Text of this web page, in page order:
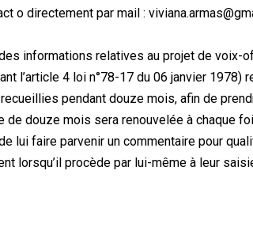
o directement par mail :
informations relatives au projet de voix-
l’article 4 loi n°78-17 du 06 janvier 1978)
pendant douze mois, afin de
douze mois sera renouvelée à chaque
lui faire parvenir un commentaire pour
lorsqu’il procède par lui-même à leur